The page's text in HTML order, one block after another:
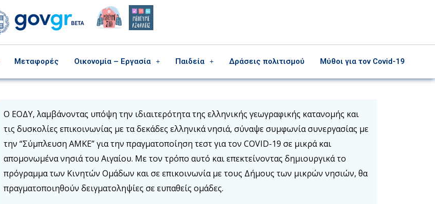
Μεταφορές Οικονομία – Εργασία Παιδεία Δράσεις πολιτισμού Μύθοι για τον Covid-19
Ο ΕΟΔΥ, λαμβάνοντας υπόψη την ιδιαιτερότητα της ελληνικής γεωγραφικής κατανομής και
τις δυσκολίες επικοινωνίας με τα δεκάδες ελληνικά νησιά, σύναψε συμφωνία συνεργασίας με
την “Σύμπλευση ΑΜΚΕ” για την πραγματοποίηση τεστ για τον COVID-19 σε μικρά και
απομονωμένα νησιά του Αιγαίου. Με τον τρόπο αυτό και επεκτείνοντας δημιουργικά το
πρόγραμμα των Κινητών Ομάδων και σε επικοινωνία με τους Δήμους των μικρών νησιών, θα
πραγματοποιηθούν δειγματοληψίες σε ευπαθείς ομάδες.